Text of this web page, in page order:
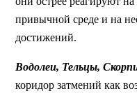
привычной среде и на
достижений.
Водолеи, Тельцы,
коридор затмений как